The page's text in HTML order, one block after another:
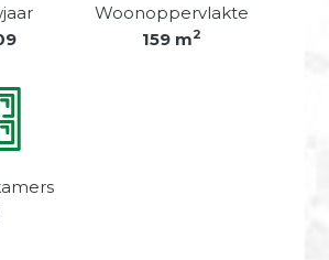
Woonoppervlakte
159 m2